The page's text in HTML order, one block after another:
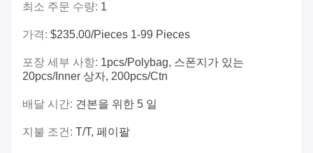
최소 주문 수량: 1
가격: $235.00/Pieces 1-99 Pieces
포장 세부 사항: 1pcs/polybag, 스폰지가 있는
20pcs/inner 상자, 200pcs/ctn
배달 시간: 견본을 위한 5 일
지불 조건: T/T, 페이팔